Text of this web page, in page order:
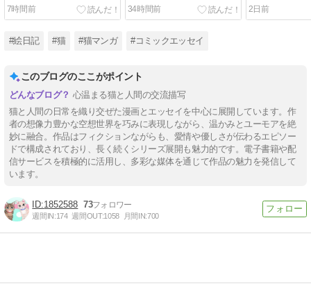
7時間前
34時間前
2日前
#絵日記 #猫 #猫マンガ #コミックエッセイ
このブログのここがポイント
心温まる猫と人間の交流描写
猫と人間の日常を織り交ぜた漫画とエッセイを中心に展開しています。作
者の想像力豊かな空想世界を巧みに表現しながら、温かみとユーモアを絶
妙に融合。作品はフィクションながらも、愛情や優しさが伝わるエピソー
ドで構成されており、長く続くシリーズ展開も魅力的です。電子書籍や配
信サービスを積極的に活用し、多彩な媒体を通じて作品の魅力を発信して
います。
1852588 73
週間IN:174 週間OUT:1058 月間IN:700